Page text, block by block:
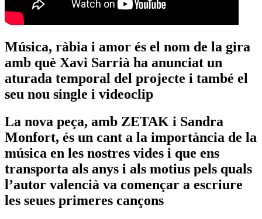
Música, ràbia i amor és el nom de la gira
amb què Xavi Sarrià ha anunciat un
aturada temporal del projecte i també el
seu nou single i videoclip
La nova peça, amb ZETAK i Sandra
Monfort, és un cant a la importància de la
música en les nostres vides i que ens
transporta als anys i als motius pels quals
l’autor valencià va començar a escriure
les seues primeres cançons